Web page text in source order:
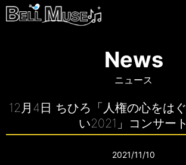
News
ニュース
12月4日 ちひろ「人権の心をは
い2021」コンサート
2021/11/10